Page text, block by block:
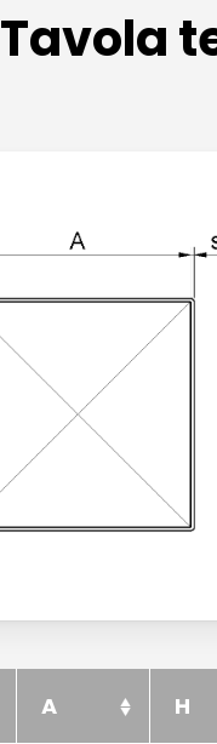
Tavola
A H